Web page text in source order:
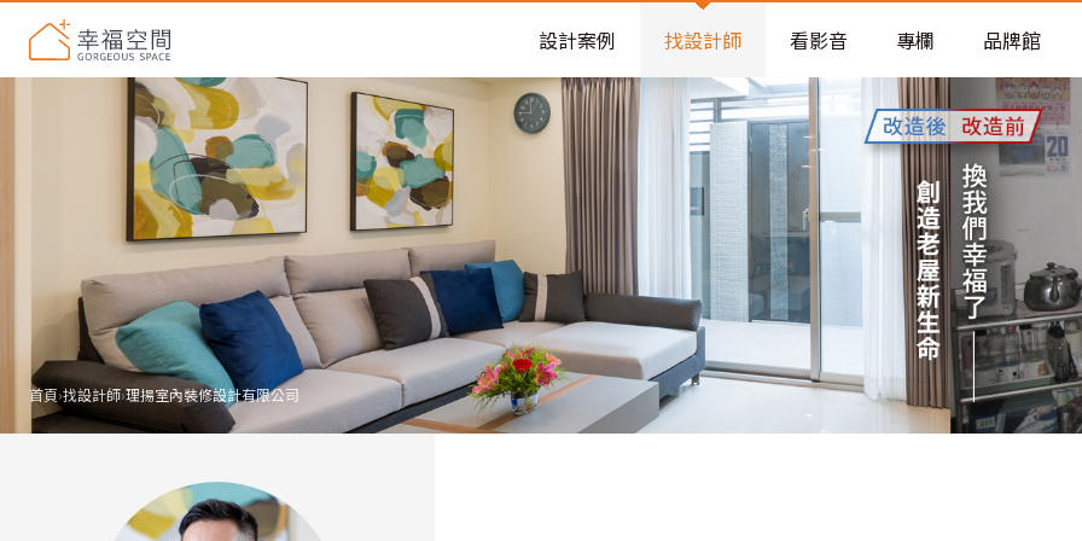
老屋預算分配與高 CP 值煥新術
設計案例 找設計師 看影音 專欄 品牌館
首頁›找設計師›理揚室內裝修設計有限公司